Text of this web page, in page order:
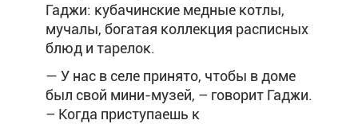
Гаджи: кубачинские медные котлы,
мучалы, богатая коллекция расписных
блюд и тарелок.
— У нас в селе принято, чтобы в доме
был свой мини-музей, – говорит Гаджи.
– Когда приступаешь к